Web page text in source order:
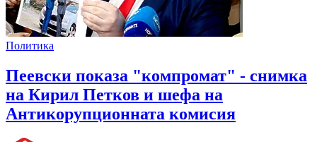
Политика
Пеевски показа "компромат" - снимка
на Кирил Петков и шефа на
Антикорупционната комисия